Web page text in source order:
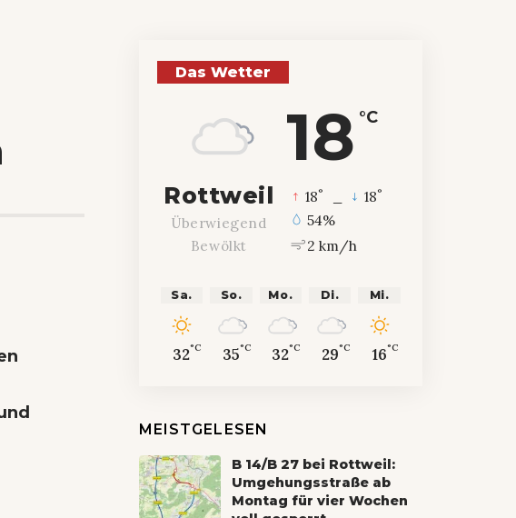
Das Wetter
18 °C
Rottweil
Überwiegend
Bewölkt
18° 18°
54%
2 km/h
Sa.
32°C
So.
35°C
Mo.
32°C
Di.
29°C
Mi.
16°C
MEISTGELESEN
B 14/B 27 bei Rottweil:
Umgehungsstraße ab
Montag für vier Wochen